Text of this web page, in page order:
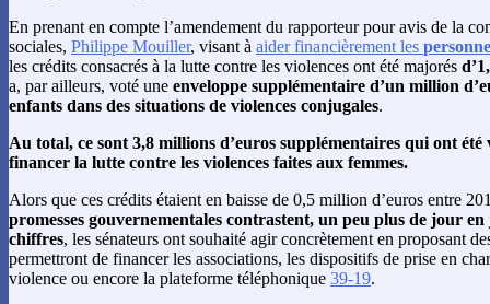
En prenant en compte l’amendement du rapporteur pour avis de la
sociales, Philippe Mouiller, visant à aider financièrement les
les crédits consacrés à la lutte contre les violences ont été majorés
a, par ailleurs, voté une enveloppe supplémentaire d’un million
enfants dans des situations de violences conjugales.
Au total, ce sont 3,8 millions d’euros supplémentaires qui ont
financer la lutte contre les violences faites aux femmes.
Alors que ces crédits étaient en baisse de 0,5 million d’euros entre
promesses gouvernementales contrastent, un peu plus de jour
chiffres, les sénateurs ont souhaité agir concrètement en proposant
permettront de financer les associations, les dispositifs de prise en
violence ou encore la plateforme téléphonique 39-19.